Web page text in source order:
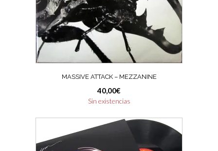
MASSIVE ATTACK – MEZZANINE
40,00€
Sin existencias